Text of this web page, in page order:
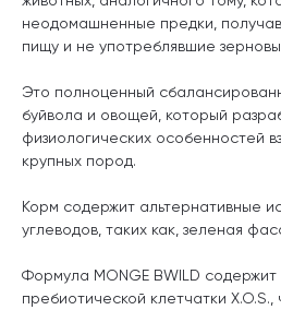
неодомашненные предки,
пищу и не употреблявшие
Это полноценный
буйвола и овощей, который
физиологических особенностей
крупных пород.
Корм содержит альтернативные
углеводов, таких как, зеленая
Формула MONGE BWILD
пребиотической клетчатки